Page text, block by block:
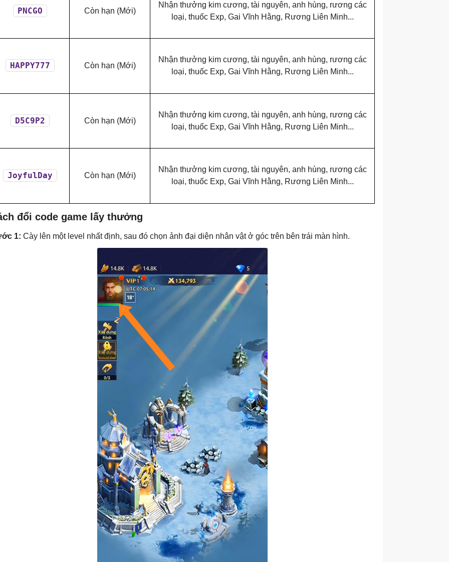
PNCGO Còn hạn (Mới)
Nhận thưởng kim cương, tài nguyên, anh hùng, rương các
loại, thuốc Exp, Gai Vĩnh Hằng, Rương Liên Minh...
HAPPY777 Còn hạn (Mới)
Nhận thưởng kim cương, tài nguyên, anh hùng, rương các
loại, thuốc Exp, Gai Vĩnh Hằng, Rương Liên Minh...
D5C9P2 Còn hạn (Mới)
Nhận thưởng kim cương, tài nguyên, anh hùng, rương các
loại, thuốc Exp, Gai Vĩnh Hằng, Rương Liên Minh...
JoyfulDay Còn hạn (Mới)
Nhận thưởng kim cương, tài nguyên, anh hùng, rương các
loại, thuốc Exp, Gai Vĩnh Hằng, Rương Liên Minh...
đổi code game lấy thưởng
1: Cày lên một level nhất định, sau đó chọn ảnh đại diện nhân vật ở góc trên bên trái màn hình.